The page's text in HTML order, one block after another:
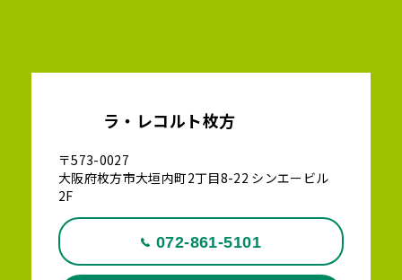
ラ・レコルト枚方
〒573-0027
大阪府枚方市大垣内町2丁目8-22 シンエービル
2F
072-861-5101